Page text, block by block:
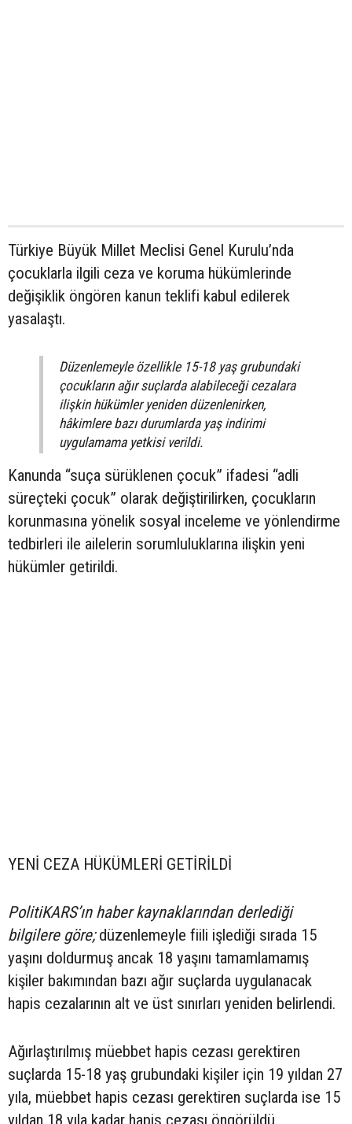
Türkiye Büyük Millet Meclisi Genel Kurulu’nda
çocuklarla ilgili ceza ve koruma hükümlerinde
değişiklik öngören kanun teklifi kabul edilerek
yasalaştı.
Düzenlemeyle özellikle 15-18 yaş grubundaki
çocukların ağır suçlarda alabileceği cezalara
ilişkin hükümler yeniden düzenlenirken,
hâkimlere bazı durumlarda yaş indirimi
uygulamama yetkisi verildi.
Kanunda “suça sürüklenen çocuk” ifadesi “adli
süreçteki çocuk” olarak değiştirilirken, çocukların
korunmasına yönelik sosyal inceleme ve yönlendirme
tedbirleri ile ailelerin sorumluluklarına ilişkin yeni
hükümler getirildi.
YENİ CEZA HÜKÜMLERİ GETİRİLDİ
PolitiKARS’ın haber kaynaklarından derlediği
bilgilere göre;düzenlemeyle fiili işlediği sırada 15
yaşını doldurmuş ancak 18 yaşını tamamlamamış
kişiler bakımından bazı ağır suçlarda uygulanacak
hapis cezalarının alt ve üst sınırları yeniden belirlendi.
Ağırlaştırılmış müebbet hapis cezası gerektiren
suçlarda 15-18 yaş grubundaki kişiler için 19 yıldan 27
yıla, müebbet hapis cezası gerektiren suçlarda ise 15